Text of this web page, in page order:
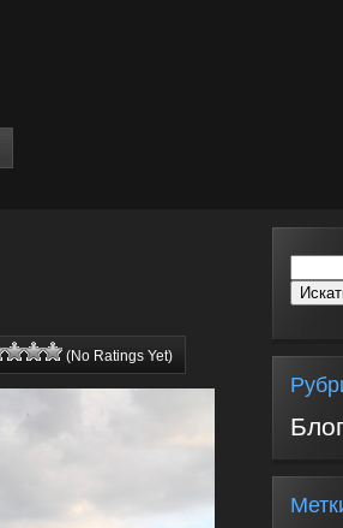
(No Ratings Yet)
Блог